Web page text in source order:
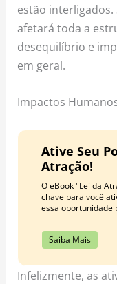
estão
afetará toda a
desequilíbrio e
em geral.
Impactos
Ative Seu
Atração!
O eBook "Lei da
chave para você
essa oportunidade
Saiba Mais
Infelizmente, as